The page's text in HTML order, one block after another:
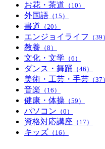
お花・茶道 （10）
外国語 （15）
書道 （20）
エンジョイライフ （39）
教養 （8）
文化・文学 （6）
ダンス・舞踊 （46）
美術・工芸・手芸 （37）
音楽 （16）
健康・体操 （59）
パソコン （0）
資格対応講座 （17）
キッズ （16）